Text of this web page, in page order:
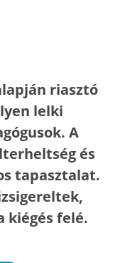
riasztó
lelki
A
és
tapasztalat.
kiégés felé.